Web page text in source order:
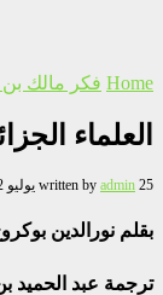
Home فكر مالك بن
العلماء
written by admin 25 يوليو 2022
بقلم نورالدين
ترجمة عبد الحميد